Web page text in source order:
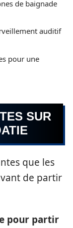
de baignade
auditif
pour une
SUR
que les
de partir
pour partir